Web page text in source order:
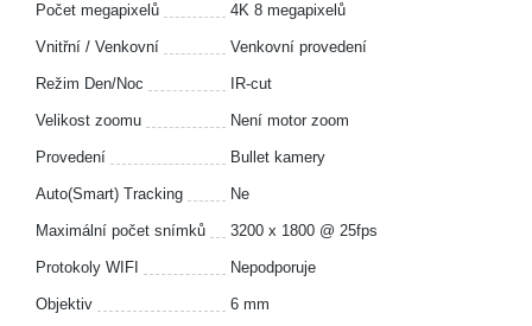
Počet megapixelů 4K 8 megapixelů
Vnitřní / Venkovní Venkovní provedení
Režim Den/Noc IR-cut
Velikost zoomu Není motor zoom
Provedení Bullet kamery
Auto(Smart) Tracking Ne
Maximální počet snímků 3200 x 1800 @ 25fps
Protokoly WIFI Nepodporuje
Objektiv 6 mm